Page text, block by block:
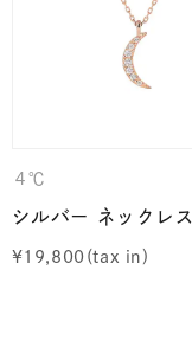
４℃
シルバー ネックレス
¥19,800